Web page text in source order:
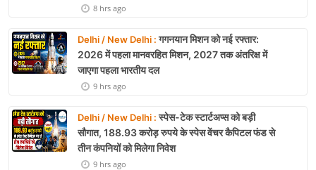
8 hrs ago
Delhi / New Delhi :गगनयान मिशन को नई रफ्तार:
2026 में पहला मानवरहित मिशन, 2027 तक अंतरिक्ष में
जाएगा पहला भारतीय दल
9 hrs ago
Delhi / New Delhi :स्पेस-टेक स्टार्टअप्स को बड़ी
सौगात, 188.93 करोड़ रुपये के स्पेस वेंचर कैपिटल फंड से
तीन कंपनियों को मिलेगा निवेश
9 hrs ago